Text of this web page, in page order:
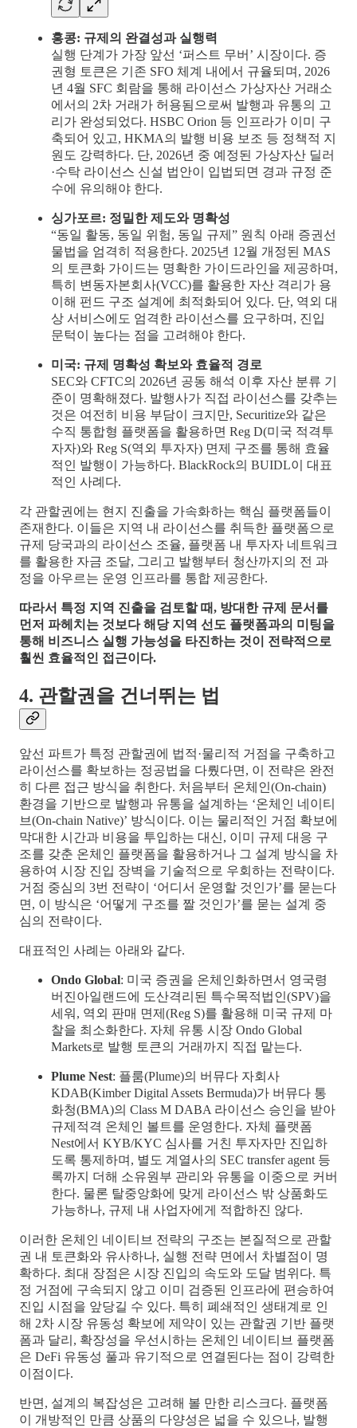
홍콩: 규제의 완결성과 실행력
실행 단계가 가장 앞선 ‘퍼스트 무버’ 시장이다. 증
권형 토큰은 기존 SFO 체계 내에서 규율되며, 2026
년 4월 SFC 회람을 통해 라이선스 가상자산 거래소
에서의 2차 거래가 허용됨으로써 발행과 유통의 고
리가 완성되었다. HSBC Orion 등 인프라가 이미 구
축되어 있고, HKMA의 발행 비용 보조 등 정책적 지
원도 강력하다. 단, 2026년 중 예정된 가상자산 딜러
·수탁 라이선스 신설 법안이 입법되면 경과 규정 준
수에 유의해야 한다.
싱가포르: 정밀한 제도와 명확성
“동일 활동, 동일 위험, 동일 규제” 원칙 아래 증권선
물법을 엄격히 적용한다. 2025년 12월 개정된 MAS
의 토큰화 가이드는 명확한 가이드라인을 제공하며,
특히 변동자본회사(VCC)를 활용한 자산 격리가 용
이해 펀드 구조 설계에 최적화되어 있다. 단, 역외 대
상 서비스에도 엄격한 라이선스를 요구하며, 진입
문턱이 높다는 점을 고려해야 한다.
미국: 규제 명확성 확보와 효율적 경로
SEC와 CFTC의 2026년 공동 해석 이후 자산 분류 기
준이 명확해졌다. 발행사가 직접 라이선스를 갖추는
것은 여전히 비용 부담이 크지만, Securitize와 같은
수직 통합형 플랫폼을 활용하면 Reg D(미국 적격투
자자)와 Reg S(역외 투자자) 면제 구조를 통해 효율
적인 발행이 가능하다. BlackRock의 BUIDL이 대표
적인 사례다.
각 관할권에는 현지 진출을 가속화하는 핵심 플랫폼들이
존재한다. 이들은 지역 내 라이선스를 취득한 플랫폼으로
규제 당국과의 라이선스 조율, 플랫폼 내 투자자 네트워크
를 활용한 자금 조달, 그리고 발행부터 청산까지의 전 과
정을 아우르는 운영 인프라를 통합 제공한다.
따라서 특정 지역 진출을 검토할 때, 방대한 규제 문서를
먼저 파헤치는 것보다 해당 지역 선도 플랫폼과의 미팅을
통해 비즈니스 실행 가능성을 타진하는 것이 전략적으로
훨씬 효율적인 접근이다.
4. 관할권을 건너뛰는 법
앞선 파트가 특정 관할권에 법적·물리적 거점을 구축하고
라이선스를 확보하는 정공법을 다뤘다면, 이 전략은 완전
히 다른 접근 방식을 취한다. 처음부터 온체인(On-chain)
환경을 기반으로 발행과 유통을 설계하는 ‘온체인 네이티
브(On-chain Native)’ 방식이다. 이는 물리적인 거점 확보에
막대한 시간과 비용을 투입하는 대신, 이미 규제 대응 구
조를 갖춘 온체인 플랫폼을 활용하거나 그 설계 방식을 차
용하여 시장 진입 장벽을 기술적으로 우회하는 전략이다.
거점 중심의 3번 전략이 ‘어디서 운영할 것인가’를 묻는다
면, 이 방식은 ‘어떻게 구조를 짤 것인가’를 묻는 설계 중
심의 전략이다.
대표적인 사례는 아래와 같다.
Ondo Global: 미국 증권을 온체인화하면서 영국령
버진아일랜드에 도산격리된 특수목적법인(SPV)을
세워, 역외 판매 면제(Reg S)를 활용해 미국 규제 마
찰을 최소화한다. 자체 유통 시장 Ondo Global
Markets로 발행 토큰의 거래까지 직접 맡는다.
Plume Nest: 플룸(Plume)의 버뮤다 자회사
KDAB(Kimber Digital Assets Bermuda)가 버뮤다 통
화청(BMA)의 Class M DABA 라이선스 승인을 받아
규제적격 온체인 볼트를 운영한다. 자체 플랫폼
Nest에서 KYB/KYC 심사를 거친 투자자만 진입하
도록 통제하며, 별도 계열사의 SEC transfer agent 등
록까지 더해 소유원부 관리와 유통을 이중으로 커버
한다. 물론 탈중앙화에 맞게 라이선스 밖 상품화도
가능하나, 규제 내 사업자에게 적합하진 않다.
이러한 온체인 네이티브 전략의 구조는 본질적으로 관할
권 내 토큰화와 유사하나, 실행 전략 면에서 차별점이 명
확하다. 최대 장점은 시장 진입의 속도와 도달 범위다. 특
정 거점에 구속되지 않고 이미 검증된 인프라에 편승하여
진입 시점을 앞당길 수 있다. 특히 폐쇄적인 생태계로 인
해 2차 시장 유동성 확보에 제약이 있는 관할권 기반 플랫
폼과 달리, 확장성을 우선시하는 온체인 네이티브 플랫폼
은 DeFi 유동성 풀과 유기적으로 연결된다는 점이 강력한
이점이다.
반면, 설계의 복잡성은 고려해 볼 만한 리스크다. 플랫폼
이 개방적인 만큼 상품의 다양성은 넓을 수 있으나, 발행